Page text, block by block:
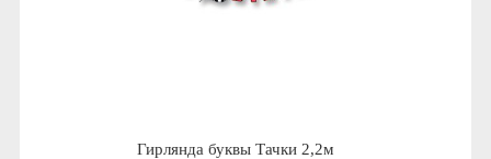
Гирлянда буквы Тачки 2,2м